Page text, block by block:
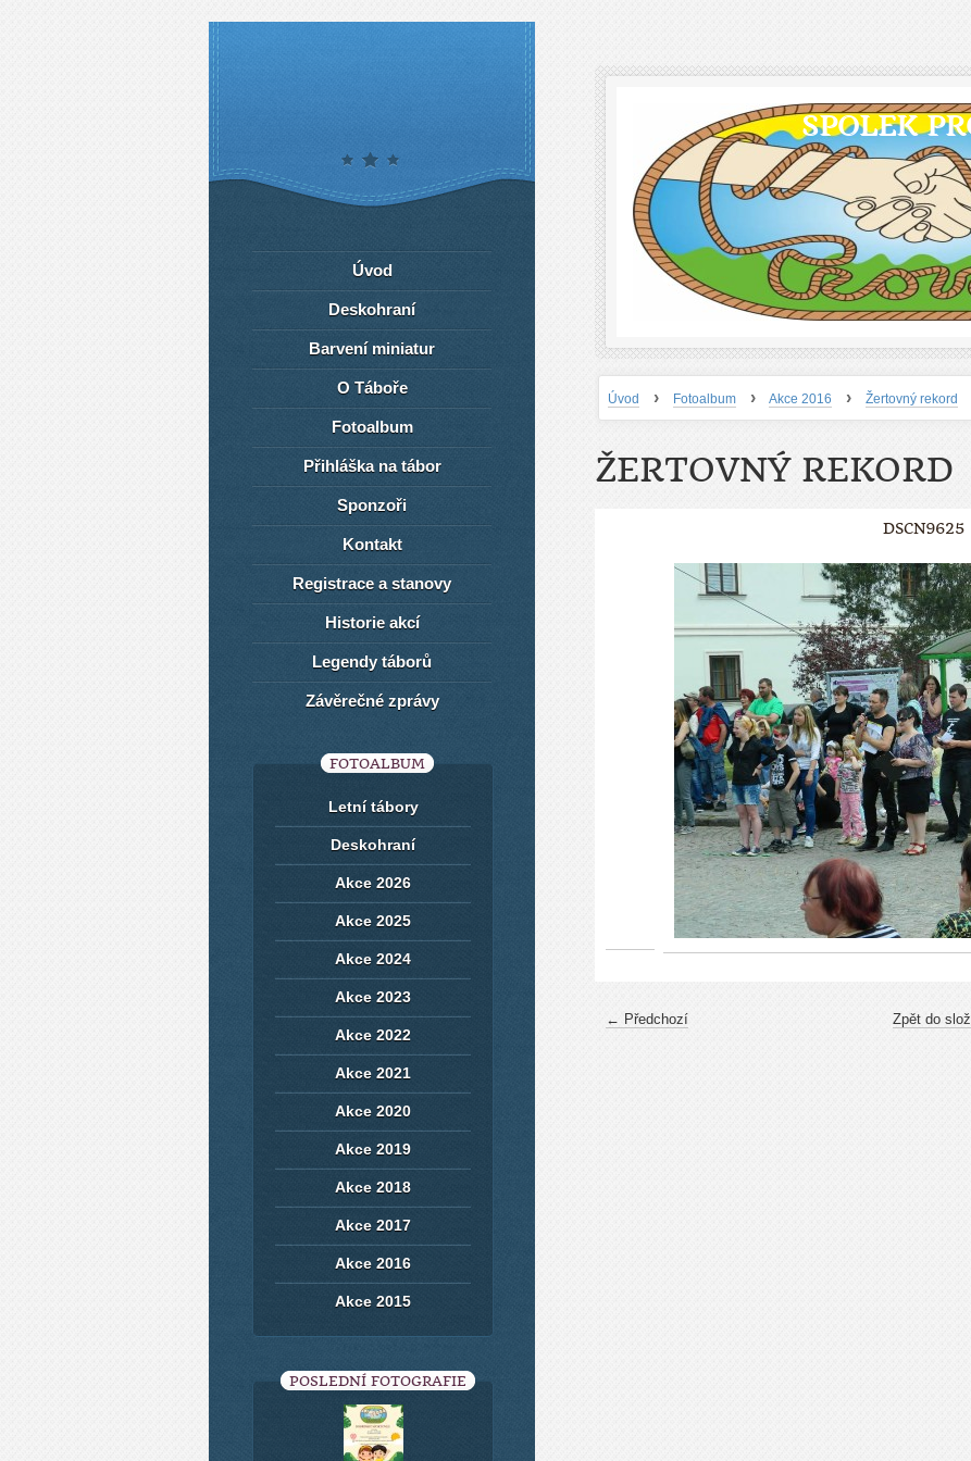
SPOLEK
Úvod › Fotoalbum › Akce 2016 › Žertovný rekord
ŽERTOVNÝ REKORD
DSCN9625
← Předchozí Zpět do
Úvod
Deskohraní
Barvení miniatur
O Táboře
Fotoalbum
Přihláška na tábor
Sponzoři
Kontakt
Registrace a stanovy
Historie akcí
Legendy táborů
Závěrečné zprávy
FOTOALBUM
Letní tábory
Deskohraní
Akce 2026
Akce 2025
Akce 2024
Akce 2023
Akce 2022
Akce 2021
Akce 2020
Akce 2019
Akce 2018
Akce 2017
Akce 2016
Akce 2015
POSLEDNÍ FOTOGRAFIE